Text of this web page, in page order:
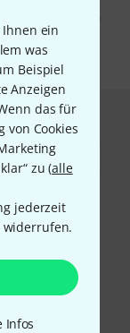
ein
was
Beispiel
Anzeigen
das für
von Cookies
zu (alle
jederzeit
widerrufen.
Infos
zu. Die
finden Sie in
.
bezahlen